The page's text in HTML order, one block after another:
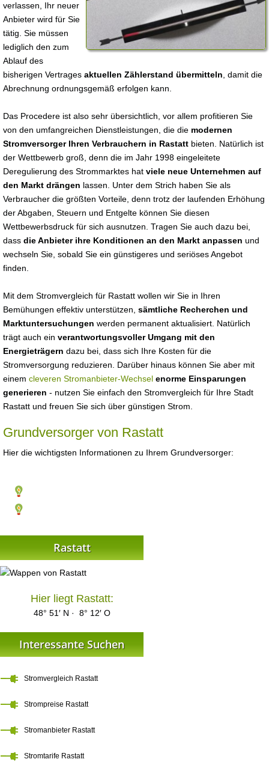
verlassen, Ihr neuer
Anbieter wird für Sie
tätig. Sie müssen
lediglich den zum
Ablauf des
bisherigen Vertrages aktuellen Zählerstand übermitteln , damit die
Abrechnung ordnungsgemäß erfolgen kann.
Das Procedere ist also sehr übersichtlich, vor allem profitieren Sie
von den umfangreichen Dienstleistungen, die die modernen
Stromversorger Ihren Verbrauchern in Rastatt bieten. Natürlich ist
der Wettbewerb groß, denn die im Jahr 1998 eingeleitete
Deregulierung des Strommarktes hat viele neue Unternehmen auf
den Markt drängen lassen. Unter dem Strich haben Sie als
Verbraucher die größten Vorteile, denn trotz der laufenden Erhöhung
der Abgaben, Steuern und Entgelte können Sie diesen
Wettbewerbsdruck für sich ausnutzen. Tragen Sie auch dazu bei,
dass die Anbieter ihre Konditionen an den Markt anpassen und
wechseln Sie, sobald Sie ein günstigeres und seriöses Angebot
finden.
Mit dem Stromvergleich für Rastatt wollen wir Sie in Ihren
Bemühungen effektiv unterstützen, sämtliche Recherchen und
Marktuntersuchungen werden permanent aktualisiert. Natürlich
trägt auch ein verantwortungsvoller Umgang mit den
Energieträgern dazu bei, dass sich Ihre Kosten für die
Stromversorgung reduzieren. Darüber hinaus können Sie aber mit
einem cleveren Stromanbieter-Wechsel enorme Einsparungen
generieren - nutzen Sie einfach den Stromvergleich für Ihre Stadt
Rastatt und freuen Sie sich über günstigen Strom.
Grundversorger von Rastatt
Hier die wichtigsten Informationen zu Ihrem Grundversorger:
Rastatt
Hier liegt Rastatt:
48° 51′ N · 8° 12′ O
Interessante Suchen
Stromvergleich Rastatt
Strompreise Rastatt
Stromanbieter Rastatt
Stromtarife Rastatt